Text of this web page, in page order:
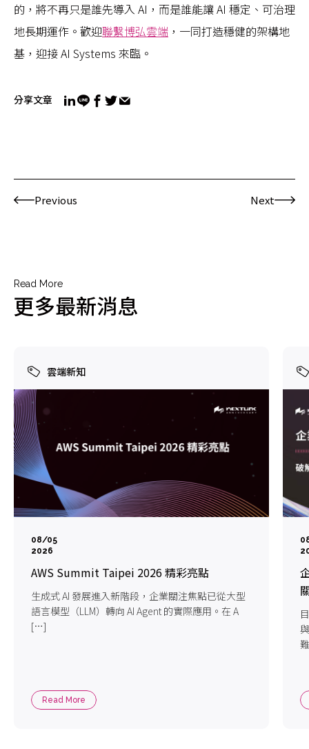
的，將不再只是誰先導入 AI，而是誰能讓 AI 穩定、可治理
地長期運作。歡迎聯繫博弘雲端 ，一同打造穩健的架構地
基，迎接 AI Systems 來臨。
分享文章
Previous Next
Read More
更多最新消息
雲端新知
08/05
2026
AWS Summit Taipei 2026 精彩亮點
生成式 AI 發展進入新階段，企業關注焦點已從大型
語言模型（LLM）轉向 AI Agent 的實際應用。在 A
[…]
Read More